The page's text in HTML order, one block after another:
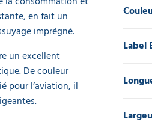
en fait un
imprégné.
un excellent
De couleur
pour l’aviation, il
Label